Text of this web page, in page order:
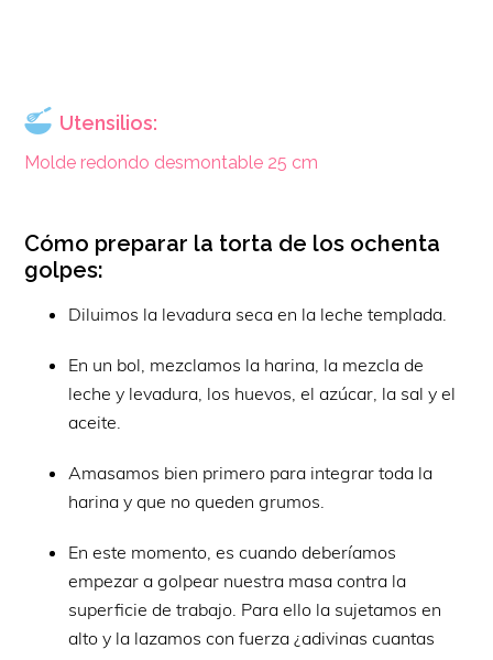
Utensilios:
Molde redondo desmontable 25 cm
Cómo preparar la torta de los ochenta
golpes:
Diluimos la levadura seca en la leche templada.
En un bol, mezclamos la harina, la mezcla de
leche y levadura, los huevos, el azúcar, la sal y el
aceite.
Amasamos bien primero para integrar toda la
harina y que no queden grumos.
En este momento, es cuando deberíamos
empezar a golpear nuestra masa contra la
superficie de trabajo. Para ello la sujetamos en
alto y la lazamos con fuerza ¿adivinas cuantas